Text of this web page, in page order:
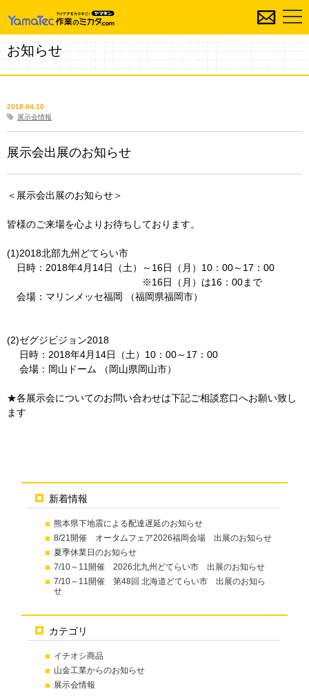
お知らせ
新着情報
熊本県下地震による配達遅延のお知らせ
8/21開催 オータムフェア2026福岡会場 出展のお知らせ
夏季休業日のお知らせ
7/10～11開催 2026北九州どてらい市 出展のお知らせ
7/10～11開催 第48回 北海道どてらい市 出展のお知ら
せ
カテゴリ
イチオシ商品
山金工業からのお知らせ
展示会情報
2018.04.10
展示会情報
展示会出展のお知らせ
＜展示会出展のお知らせ＞
皆様のご来場を心よりお待ちしております。
(1)2018北部九州どてらい市
日時：2018年4月14日（土）～16日（月）10：00～17：00
※16日（月）は16：00まで
会場：マリンメッセ福岡 （福岡県福岡市）
(2)ゼグジビジョン2018
日時：2018年4月14日（土）10：00～17：00
会場：岡山ドーム （岡山県岡山市）
★各展示会についてのお問い合わせは下記ご相談窓口へお願い致し
ます